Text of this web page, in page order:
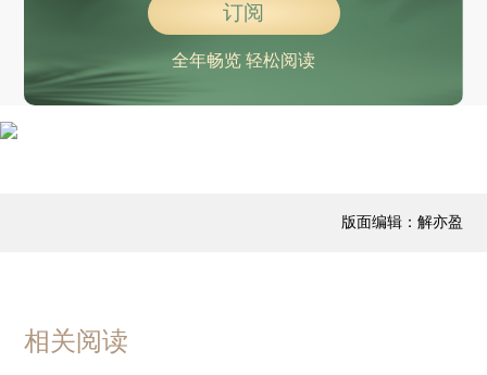
订阅
全年畅览 轻松阅读
版面编辑：解亦盈
相关阅读